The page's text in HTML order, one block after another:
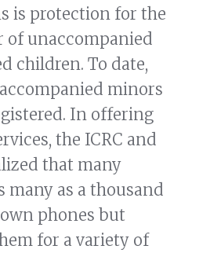
is protection for the
of unaccompanied
children. To date,
minors
In offering
the ICRC and
that many
many as a thousand
phones but
for a variety of